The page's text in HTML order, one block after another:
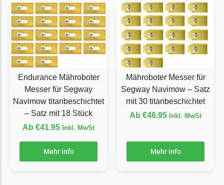
LUX-Tools
LUX-Tools Messer
Begrenzungsdraht
Mammotion
Mammotion Messer
McCulloch
McCulloch Messer
Medion
Medion Messer
Endurance Mähroboter
Messer für Segway
Navimow titanbeschichtet
– Satz mit 18 Stück
Ab €41.95 Inkl. MwSt
Mehr info
Mähroboter Messer für
Segway Navimow – Satz
mit 30 titanbeschichtet
Ab €46.95 Inkl. MwSt
Mehr info